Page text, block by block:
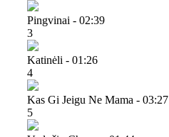
Pingvinai - 02:39
3
Katinėli - 01:26
4
Kas Gi Jeigu Ne Mama - 03:27
5